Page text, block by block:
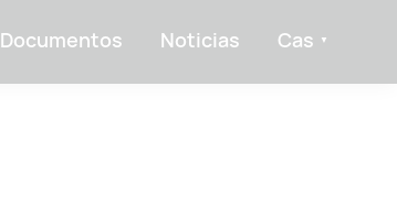
Documentos Noticias Cas